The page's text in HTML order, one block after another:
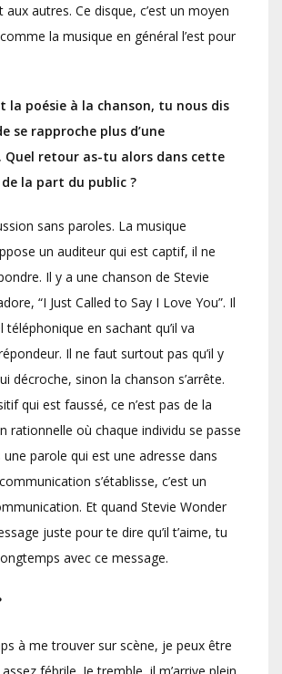
autres. Ce disque, c’est un moyen
la musique en général l’est pour
la poésie à la chanson, tu nous dis
se rapproche plus d’une
Quel retour as-tu alors dans cette
la part du public ?
sans paroles. La musique
un auditeur qui est captif, il ne
Il y a une chanson de Stevie
“I Just Called to Say I Love You”. Il
téléphonique en sachant qu’il va
Il ne faut surtout pas qu’il y
décroche, sinon la chanson s’arrête.
qui est faussé, ce n’est pas de la
rationnelle où chaque individu se passe
parole qui est une adresse dans
s’établisse, c’est un
Et quand Stevie Wonder
juste pour te dire qu’il t’aime, tu
avec ce message.
à me trouver sur scène, je peux être
fébrile. Je tremble, il m’arrive plein